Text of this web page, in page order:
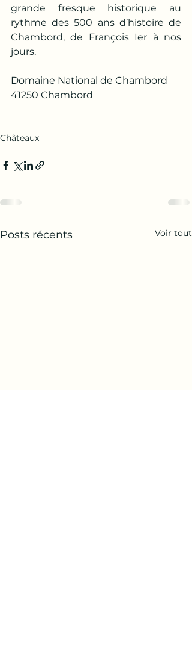
grande fresque historique au
rythme des 500 ans d’histoire de
Chambord, de François Ier à nos
jours.
Domaine National de Chambord
41250 Chambord
Châteaux
Posts récents Voir tout